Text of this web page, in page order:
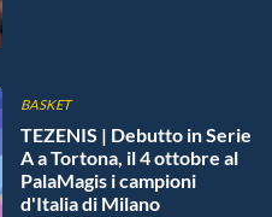
BASKET
TEZENIS | Debutto in Serie
A a Tortona, il 4 ottobre al
PalaMagis i campioni
d'Italia di Milano